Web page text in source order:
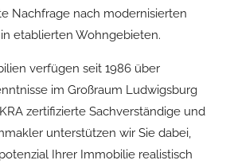
Nachfrage nach modernisierten
etablierten Wohngebieten.
verfügen seit 1986 über
im Großraum Ludwigsburg
zertifizierte Sachverständige und
unterstützen wir Sie dabei,
Ihrer Immobilie realistisch